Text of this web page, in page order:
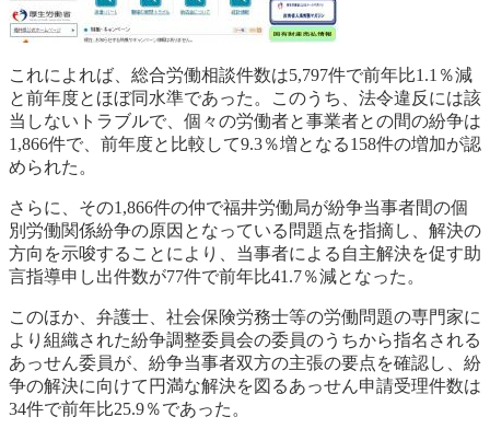
これによれば、総合労働相談件数は5,797件で前年比1.1％減
と前年度とほぼ同水準であった。このうち、法令違反には該
当しないトラブルで、個々の労働者と事業者との間の紛争は
1,866件で、前年度と比較して9.3％増となる158件の増加が認
められた。
さらに、その1,866件の仲で福井労働局が紛争当事者間の個
別労働関係紛争の原因となっている問題点を指摘し、解決の
方向を示唆することにより、当事者による自主解決を促す助
言指導申し出件数が77件で前年比41.7％減となった。
このほか、弁護士、社会保険労務士等の労働問題の専門家に
より組織された紛争調整委員会の委員のうちから指名される
あっせん委員が、紛争当事者双方の主張の要点を確認し、紛
争の解決に向けて円満な解決を図るあっせん申請受理件数は
34件で前年比25.9％であった。